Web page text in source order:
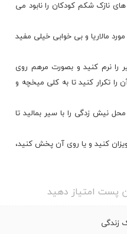
نازک شکم کودکان را نابود می
مالاریا و بی خوابی خیلی مفید
را نرم کنید و بصورت مرهم روی
تکرار کنید تا به کلی میخچه و
نیش زدگی را با سیر بمالید تا
کنید و یا روی آن پخش کنید،
پست امتیاز دهید
زندگی